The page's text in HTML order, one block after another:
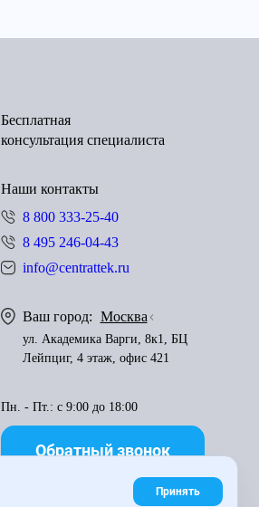
Принять
Бесплатная
консультация специалиста
Наши контакты
8 800 333-25-40
8 495 246-04-43
info@centrattek.ru
Ваш город: Москва
ул. Академика Варги, 8к1, БЦ
Лейпциг, 4 этаж, офис 421
Пн. - Пт.: с 9:00 до 18:00
Обратный звонок